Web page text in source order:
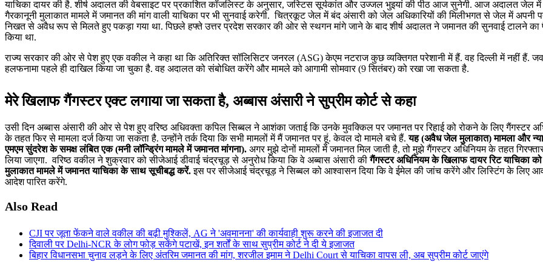
याचिका दायर की है. शीर्ष अदालत की वेबसाइट पर प्रकाशित कॉजलिस्ट के अनुसार, जस्टिस सूर्यकांत और उज्जल भुइयां की पीठ आज सुनेगी. आज अदालत जेल में
गैरकानूनी मुलाकात मामले में जमानत की मांग वाली याचिका पर भी सुनवाई करेगी. चित्रकूट जेल में बंद अंसारी को जेल अधिकारियों की मिलीभगत से जेल में अपनी
निखत से अवैध रूप से मिलते हुए पकड़ा गया था. पिछले हफ्ते उत्तर प्रदेश सरकार की ओर से स्थगन मांगे जाने के बाद शीर्ष अदालत ने जमानत की सुनवाई टालने
किया था.
राज्य सरकार की ओर से पेश हुए एक वकील ने कहा था कि अतिरिक्त सॉलिसिटर जनरल (ASG) केएम नटराज कुछ व्यक्तिगत परेशानी में हैं. वह दिल्ली में नहीं हैं.
हलफनामा पहले ही दाखिल किया जा चुका है. वह अदालत को संबोधित करेंगे और मामले को आगामी सोमवार (9 सितंबर) को रखा जा सकता है.
मेरे खिलाफ गैंगस्टर एक्ट लगाया जा सकता है, अब्बास अंसारी ने सुप्रीम कोर्ट से कहा
उसी दिन अब्बास अंसारी की ओर से पेश हुए वरिष्ठ अधिवक्ता कपिल सिब्बल ने आशंका जताई कि उनके मुवक्किल पर जमानत पर रिहाई को रोकने के लिए गैंगस्टर
के तहत फिर से मामला दर्ज किया जा सकता है. उन्होंने तर्क दिया कि सभी मामलों में मैं जमानत पर हूं. केवल दो मामले बचे हैं. यह (अवैध जेल मुलाकात) मामला और
एमएम सुंदरेश के समक्ष लंबित एक (मनी लॉन्ड्रिंग मामले में जमानत मांगना). अगर मुझे दोनों मामलों में जमानत मिल जाती है, तो मुझे गैंगस्टर अधिनियम के तहत
लिया जाएगा. वरिष्ठ वकील ने शुक्रवार को सीजेआई डीवाई चंद्रचूड़ से अनुरोध किया कि वे अब्बास अंसारी कीगैंगस्टर अधिनियम के खिलाफ दायर रिट याचिका
मुलाकात मामले में जमानत याचिका के साथ सूचीबद्ध करें.इस पर सीजेआई चंद्रचूड़ ने सिब्बल को आश्वासन दिया कि वे ईमेल की जांच करेंगे और लिस्टिंग के लिए
आदेश पारित करेंगे.
Also Read
CJI पर जूता फेंकने वाले वकील की बढ़ी मुश्किलें, AG ने 'अवमानना' की कार्यवाही शुरू करने की इजाजत दी
दिवाली पर Delhi-NCR के लोग फोड़ सकेंगे पटाखें, इन शर्तों के साथ सुप्रीम कोर्ट ने दी ये इजाजत
बिहार विधानसभा चुनाव लड़ने के लिए अंतरिम जमानत की मांग, शरजील इमाम ने Delhi Court से याचिका वापस ली, अब सुप्रीम कोर्ट जाएंगे